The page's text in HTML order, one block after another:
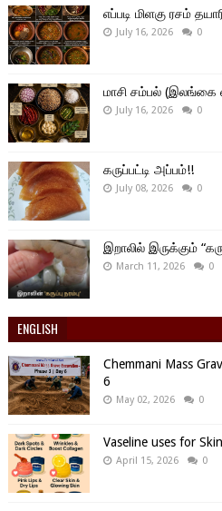
எப்படி மிளகு ரசம்
July 16, 2026 0
மாசி சம்பல்
July 16, 2026 0
கருப்பட்டி அப்பம்!!
July 08, 2026 0
இறாலில் இருக்கும்
March 11, 2026 0
ENGLISH
Chemmani Mass
6
May 02, 2026 0
Vaseline uses for
April 15, 2026 0